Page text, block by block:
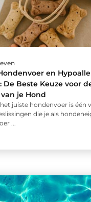
en
De Beste Keuze voor
je Hond
juiste hondenvoer is één
die je als
...